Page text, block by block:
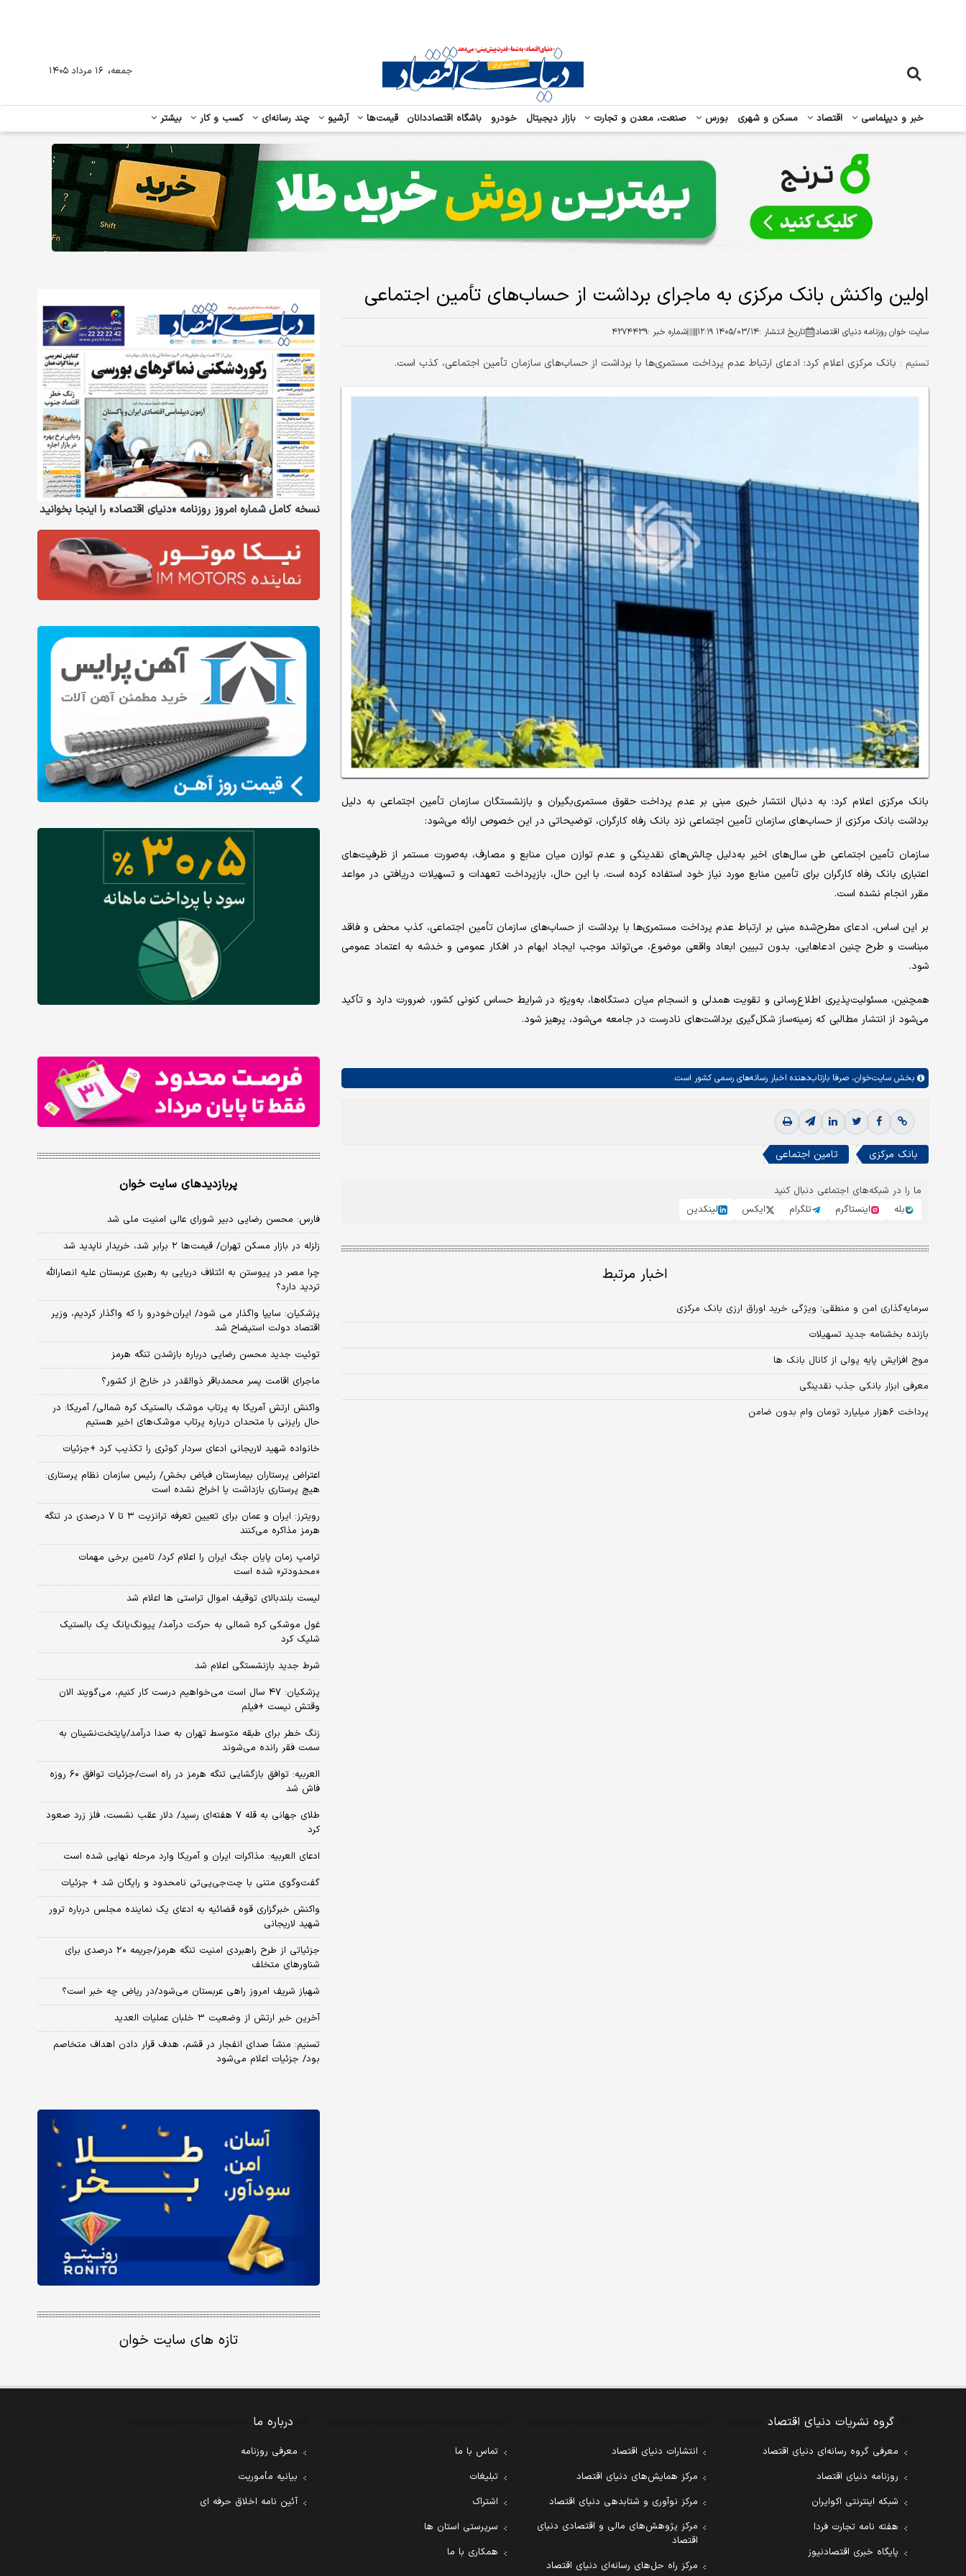
خبر و دیپلماسی اقتصاد مسکن و شهری بورس صنعت، معدن و تجارت بازار دیجیتال خودرو باشگاه اقتصاددانان قیمت‌ها آرشیو چند رسانه‌ای کسب و کار بیشتر
جمعه، ۱۶ مرداد ۱۴۰۵
اولین واکنش بانک مرکزی به ماجرای برداشت از حساب‌های تأمین اجتماعی
سایت خوان روزنامه دنیای اقتصاد تاریخ انتشار :۱۴۰۵/۰۳/۱۴ ۱۲:۱۹ شماره خبر :۴۲۷۴۴۳۹
تسنیم : بانک مرکزی اعلام کرد: ادعای ارتباط عدم پرداخت مستمری‌ها با برداشت از حساب‌های سازمان تأمین اجتماعی، کذب است.
بانک مرکزی اعلام کرد: به دنبال انتشار خبری مبنی بر عدم پرداخت حقوق مستمری‌بگیران و بازنشستگان سازمان تأمین اجتماعی به دلیل
برداشت بانک مرکزی از حساب‌های سازمان تأمین اجتماعی نزد بانک رفاه کارگران، توضیحاتی در این خصوص ارائه می‌شود:
سازمان تأمین اجتماعی طی سال‌های اخیر به‌دلیل چالش‌های نقدینگی و عدم توازن میان منابع و مصارف، به‌صورت مستمر از ظرفیت‌های
اعتباری بانک رفاه کارگران برای تأمین منابع مورد نیاز خود استفاده کرده است. با این حال، بازپرداخت تعهدات و تسهیلات دریافتی در مواعد
مقرر انجام نشده است.
بر این اساس، ادعای مطرح‌شده مبنی بر ارتباط عدم پرداخت مستمری‌ها با برداشت از حساب‌های سازمان تأمین اجتماعی، کذب محض و فاقد
مبناست و طرح چنین ادعاهایی، بدون تبیین ابعاد واقعی موضوع، می‌تواند موجب ایجاد ابهام در افکار عمومی و خدشه به اعتماد عمومی
شود.
همچنین، مسئولیت‌پذیری اطلاع‌رسانی و تقویت همدلی و انسجام میان دستگاه‌ها، به‌ویژه در شرایط حساس کنونی کشور، ضرورت دارد و تأکید
می‌شود از انتشار مطالبی که زمینه‌ساز شکل‌گیری برداشت‌های نادرست در جامعه می‌شود، پرهیز شود.
بخش سایت‌خوان، صرفا بازتاب‌دهنده اخبار رسانه‌های رسمی کشور است.
بانک مرکزی تامین اجتماعی
ما را در شبکه‌های اجتماعی دنبال کنید
بله
اینستاگرم تلگرام ایکس لینکدین
اخبار مرتبط
سرمایه‏‌گذاری امن و منطقی؛ ویژگی خرید اوراق ارزی بانک مرکزی
بازنده بخشنامه جدید تسهیلات
موج افزایش پایه پولی از کانال بانک ها
معرفی ابزار بانکی جذب نقدینگی
پرداخت ۶‌هزار میلیارد تومان وام بدون ضامن
نسخه کامل شماره امروز روزنامه «دنیای‌ اقتصاد» را اینجا بخوانید
پربازدیدهای سایت خوان
فارس: محسن رضایی دبیر شورای عالی امنیت ملی شد
زلزله در بازار مسکن تهران/ قیمت‌ها ۲ برابر شد، خریدار ناپدید شد
چرا مصر در پیوستن به ائتلاف دریایی به رهبری عربستان علیه انصارالله
تردید دارد؟
پزشکیان: سایپا واگذار می شود/ ایران‌خودرو را که واگذار کردیم، وزیر
اقتصاد دولت استیضاح شد
توئیت جدید محسن رضایی درباره بازشدن تنگه هرمز
ماجرای اقامت پسر محمدباقر ذوالقدر در خارج از کشور؟
واکنش ارتش آمریکا به پرتاب موشک بالستیک کره شمالی/ آمریکا: در
حال رایزنی با متحدان درباره پرتاب موشک‌های اخیر هستیم
خانواده شهید لاریجانی ادعای سردار کوثری را تکذیب کرد +جزئیات
اعتراض پرستاران بیمارستان فیاض بخش/ رئیس سازمان نظام پرستاری:
هیچ پرستاری بازداشت یا اخراج نشده است
رویترز: ایران و عمان برای تعیین تعرفه ترانزیت ۳ تا ۷ درصدی در تنگه
هرمز مذاکره می‌کنند
ترامپ زمان پایان جنگ ایران را اعلام کرد/ تامین برخی مهمات
«محدودتر» شده است
لیست بلندبالای توقیف اموال تراستی ها اعلام شد
غول موشکی کره شمالی به حرکت درآمد/ پیونگ‌یانگ یک بالستیک
شلیک کرد
شرط جدید بازنشستگی اعلام شد
پزشکیان: ۴۷ سال است می‌خواهیم درست کار کنیم، می‌گویند الان
وقتش نیست +فیلم
زنگ خطر برای طبقه متوسط تهران به صدا درآمد/پایتخت‌نشینان به
سمت فقر رانده می‌شوند
العربیه: توافق بازگشایی تنگه هرمز در راه است/جزئیات توافق ۶۰ روزه
فاش شد
طلای جهانی به قله ۷ هفته‌ای رسید/ دلار عقب نشست، فلز زرد صعود
کرد
ادعای العربیه: مذاکرات ایران و آمریکا وارد مرحله نهایی شده است
گفت‌وگوی متنی با چت‌جی‌پی‌تی نامحدود و رایگان شد + جزئیات
واکنش خبرگزاری قوه قضائیه به ادعای یک نماینده مجلس درباره ترور
شهید لاریجانی
جزئیاتی از طرح راهبردی امنیت تنگه هرمز/جریمه ۲۰ درصدی برای
شناورهای متخلف
شهباز شریف امروز راهی عربستان می‌شود/در ریاض چه خبر است؟
آخرین خبر ارتش از وضعیت ۳ خلبان عملیات العدید
تسنیم: منشأ صدای انفجار در قشم، هدف قرار دادن اهداف متخاصم
بود/ جزئیات اعلام می‌شود
تازه های سایت خوان
گروه نشریات دنیای اقتصاد
معرفی گروه رسانه‌ای دنیای اقتصاد
روزنامه دنیای اقتصاد
شبکه اینترنتی اکوایران
هفته نامه تجارت فردا
پایگاه خبری اقتصادنیوز
انتشارات دنیای اقتصاد
مرکز همایش‌های دنیای اقتصاد
مرکز نوآوری و شتابدهی دنیای اقتصاد
مرکز پژوهش‌های مالی و اقتصادی دنیای
اقتصاد
مرکز راه حل‌های رسانه‌ای دنیای اقتصاد
تماس با ما
تبلیغات
اشتراک
سرپرستی استان ها
همکاری با ما
درباره ما
معرفی روزنامه
بیانیه مأموریت
آئین نامه اخلاق حرفه ای